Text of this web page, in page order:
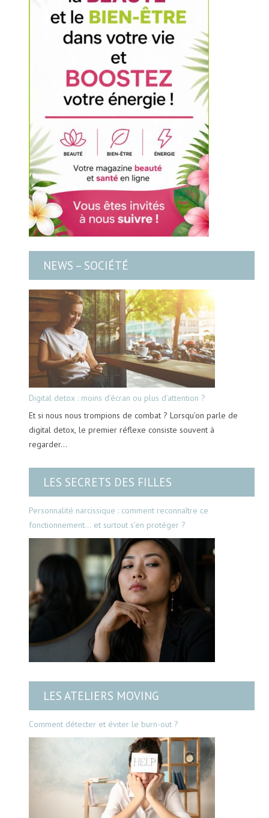
NEWS – SOCIÉTÉ
Digital detox : moins d’écran ou plus d’attention ?
Et si nous nous trompions de combat ? Lorsqu’on parle de
digital detox, le premier réflexe consiste souvent à
regarder…
LES SECRETS DES FILLES
Personnalité narcissique : comment reconnaître ce
fonctionnement… et surtout s’en protéger ?
LES ATELIERS MOVING
Comment détecter et éviter le burn-out ?